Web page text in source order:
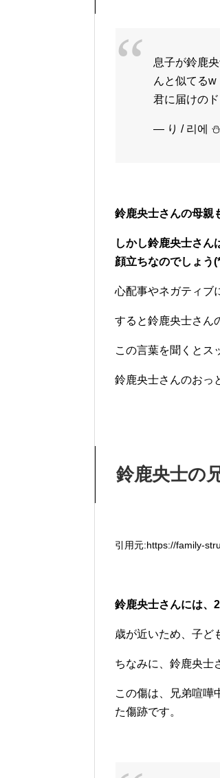
息子が鈴鹿
んと似てるw
君に届けの
— り / 리에
鈴鹿央士さんの母親
しかし鈴鹿央士さん
顔立ちなのでしょう
心配事やネガティブ
すると鈴鹿央士さん
この言葉を聞くとス
鈴鹿央士さんのおっ
鈴鹿央士の
引用元:https://family-
鈴鹿央士さんには、
歳が近いため、子ど
ちなみに、鈴鹿央士
この傷は、兄弟喧嘩
た傷跡です。